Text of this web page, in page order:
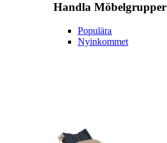
Handla Möbelgrupper
Populära
Nyinkommet